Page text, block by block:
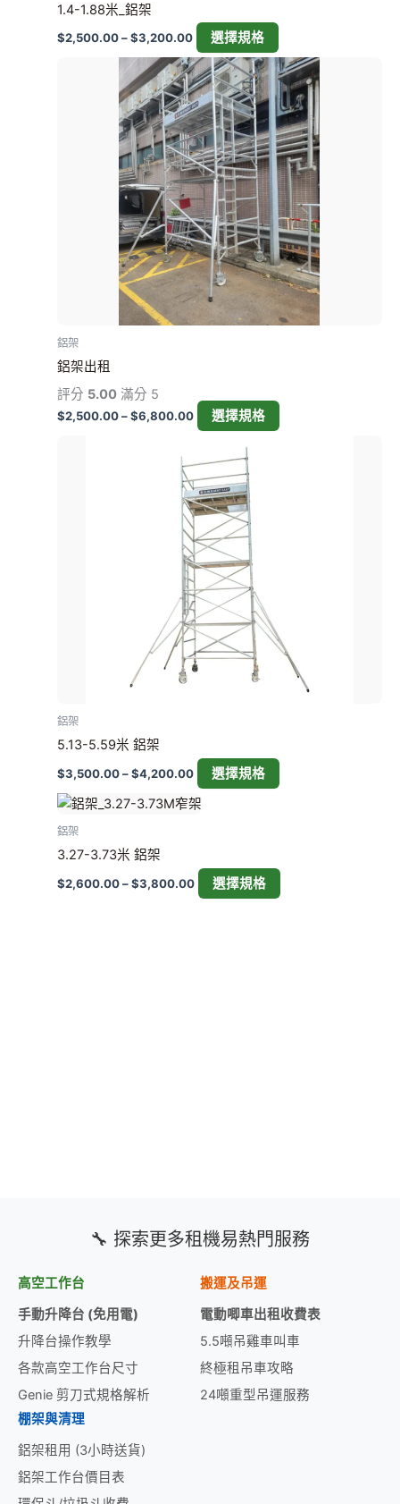
1.4-1.88米_鋁架
$2,500.00 – $3,200.00
到
$3,200.00
選擇規格
有
種
款
式。
可
在
產
品
頁
面
選
擇
選
項
鋁架
鋁架出租
評分 5.00滿分 5
$2,500.00 – $6,800.00
價
格
範
圍：
$2,500.00
到
$6,800.00
選擇規格
此
產
品
有
多
種
款
式。
可
在
產
品
頁
選
項
鋁架
5.13-5.59米 鋁架
$3,500.00 – $4,200.00
圍：
$3,500.00
到
$4,200.00
選擇規格
在
產
擇
選
鋁架
3.27-3.73米 鋁架
$2,600.00 – $3,800.00
價
格
到
$3,800.00
選擇規格
有
🔧 探索更多租機易熱門服務
高空工作台
手動升降台 (免用電)
升降台操作教學
各款高空工作台尺寸
Genie 剪刀式規格解析
搬運及吊運
電動唧車出租收費表
5.5噸吊雞車叫車
終極租吊車攻略
24噸重型吊運服務
棚架與清理
鋁架租用 (3小時送貨)
鋁架工作台價目表